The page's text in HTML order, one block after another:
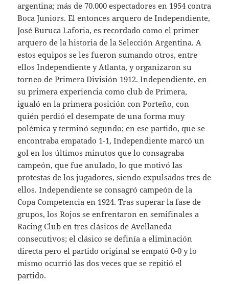
argentina; más de 70.000 espectadores en 1954 contra
Boca Juniors. El entonces arquero de Independiente,
José Buruca Laforia, es recordado como el primer
arquero de la historia de la Selección Argentina. A
estos equipos se les fueron sumando otros, entre
ellos Independiente y Atlanta, y organizaron su
torneo de Primera División 1912. Independiente, en
su primera experiencia como club de Primera,
igualó en la primera posición con Porteño, con
quién perdió el desempate de una forma muy
polémica y terminó segundo; en ese partido, que se
encontraba empatado 1-1, Independiente marcó un
gol en los últimos minutos que lo consagraba
campeón, que fue anulado, lo que motivó las
protestas de los jugadores, siendo expulsados tres de
ellos. Independiente se consagró campeón de la
Copa Competencia en 1924. Tras superar la fase de
grupos, los Rojos se enfrentaron en semifinales a
Racing Club en tres clásicos de Avellaneda
consecutivos; el clásico se definía a eliminación
directa pero el partido original se empató 0-0 y lo
mismo ocurrió las dos veces que se repitió el
partido.